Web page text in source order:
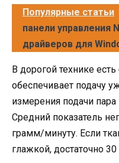
Популярные статьи
панели управления
драйверов для
В дорогой технике
обеспечивает подачу
измерения подачи
Средний показатель
грамм/минуту. Если
глажкой, достаточно